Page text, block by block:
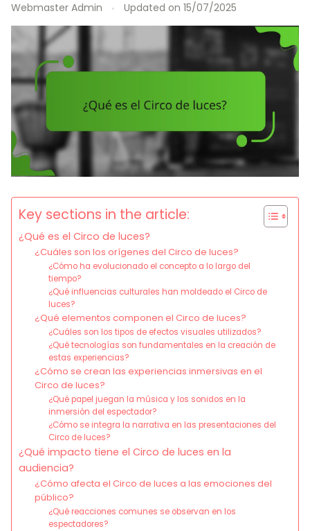
Webmaster Admin
Updated on 15/07/2025
Key sections in the article:
¿Qué es el Circo de luces?
¿Cuáles son los orígenes del Circo de luces?
¿Cómo ha evolucionado el concepto a lo largo del
tiempo?
¿Qué influencias culturales han moldeado el Circo de
luces?
¿Qué elementos componen el Circo de luces?
¿Cuáles son los tipos de efectos visuales utilizados?
¿Qué tecnologías son fundamentales en la creación de
estas experiencias?
¿Cómo se crean las experiencias inmersivas en el
Circo de luces?
¿Qué papel juegan la música y los sonidos en la
inmersión del espectador?
¿Cómo se integra la narrativa en las presentaciones del
Circo de luces?
¿Qué impacto tiene el Circo de luces en la
audiencia?
¿Cómo afecta el Circo de luces a las emociones del
público?
¿Qué reacciones comunes se observan en los
espectadores?